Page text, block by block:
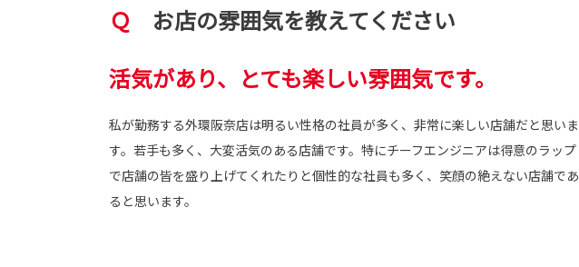
Ｑ お店の雰囲気を教えてください
活気があり、とても楽しい雰囲気です。
私が勤務する外環阪奈店は明るい性格の社員が多く、非常に楽しい店舗だと思いま
す。若手も多く、大変活気のある店舗です。特にチーフエンジニアは得意のラップ
で店舗の皆を盛り上げてくれたりと個性的な社員も多く、笑顔の絶えない店舗であ
ると思います。